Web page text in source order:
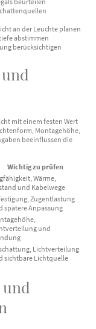
an der Leuchte planen
abstimmen
berücksichtigen
mit einem festen Wert
Montagehöhe,
beeinflussen die
Wichtig zu prüfen
Wärme,
und Kabelwege
Zugentlastung
spätere Anpassung
und
Lichtverteilung
sichtbare Lichtquelle